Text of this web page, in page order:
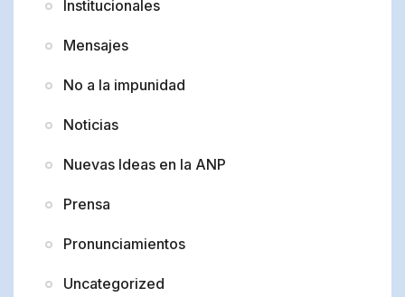
Institucionales
Mensajes
No a la impunidad
Noticias
Nuevas Ideas en la ANP
Prensa
Pronunciamientos
Uncategorized